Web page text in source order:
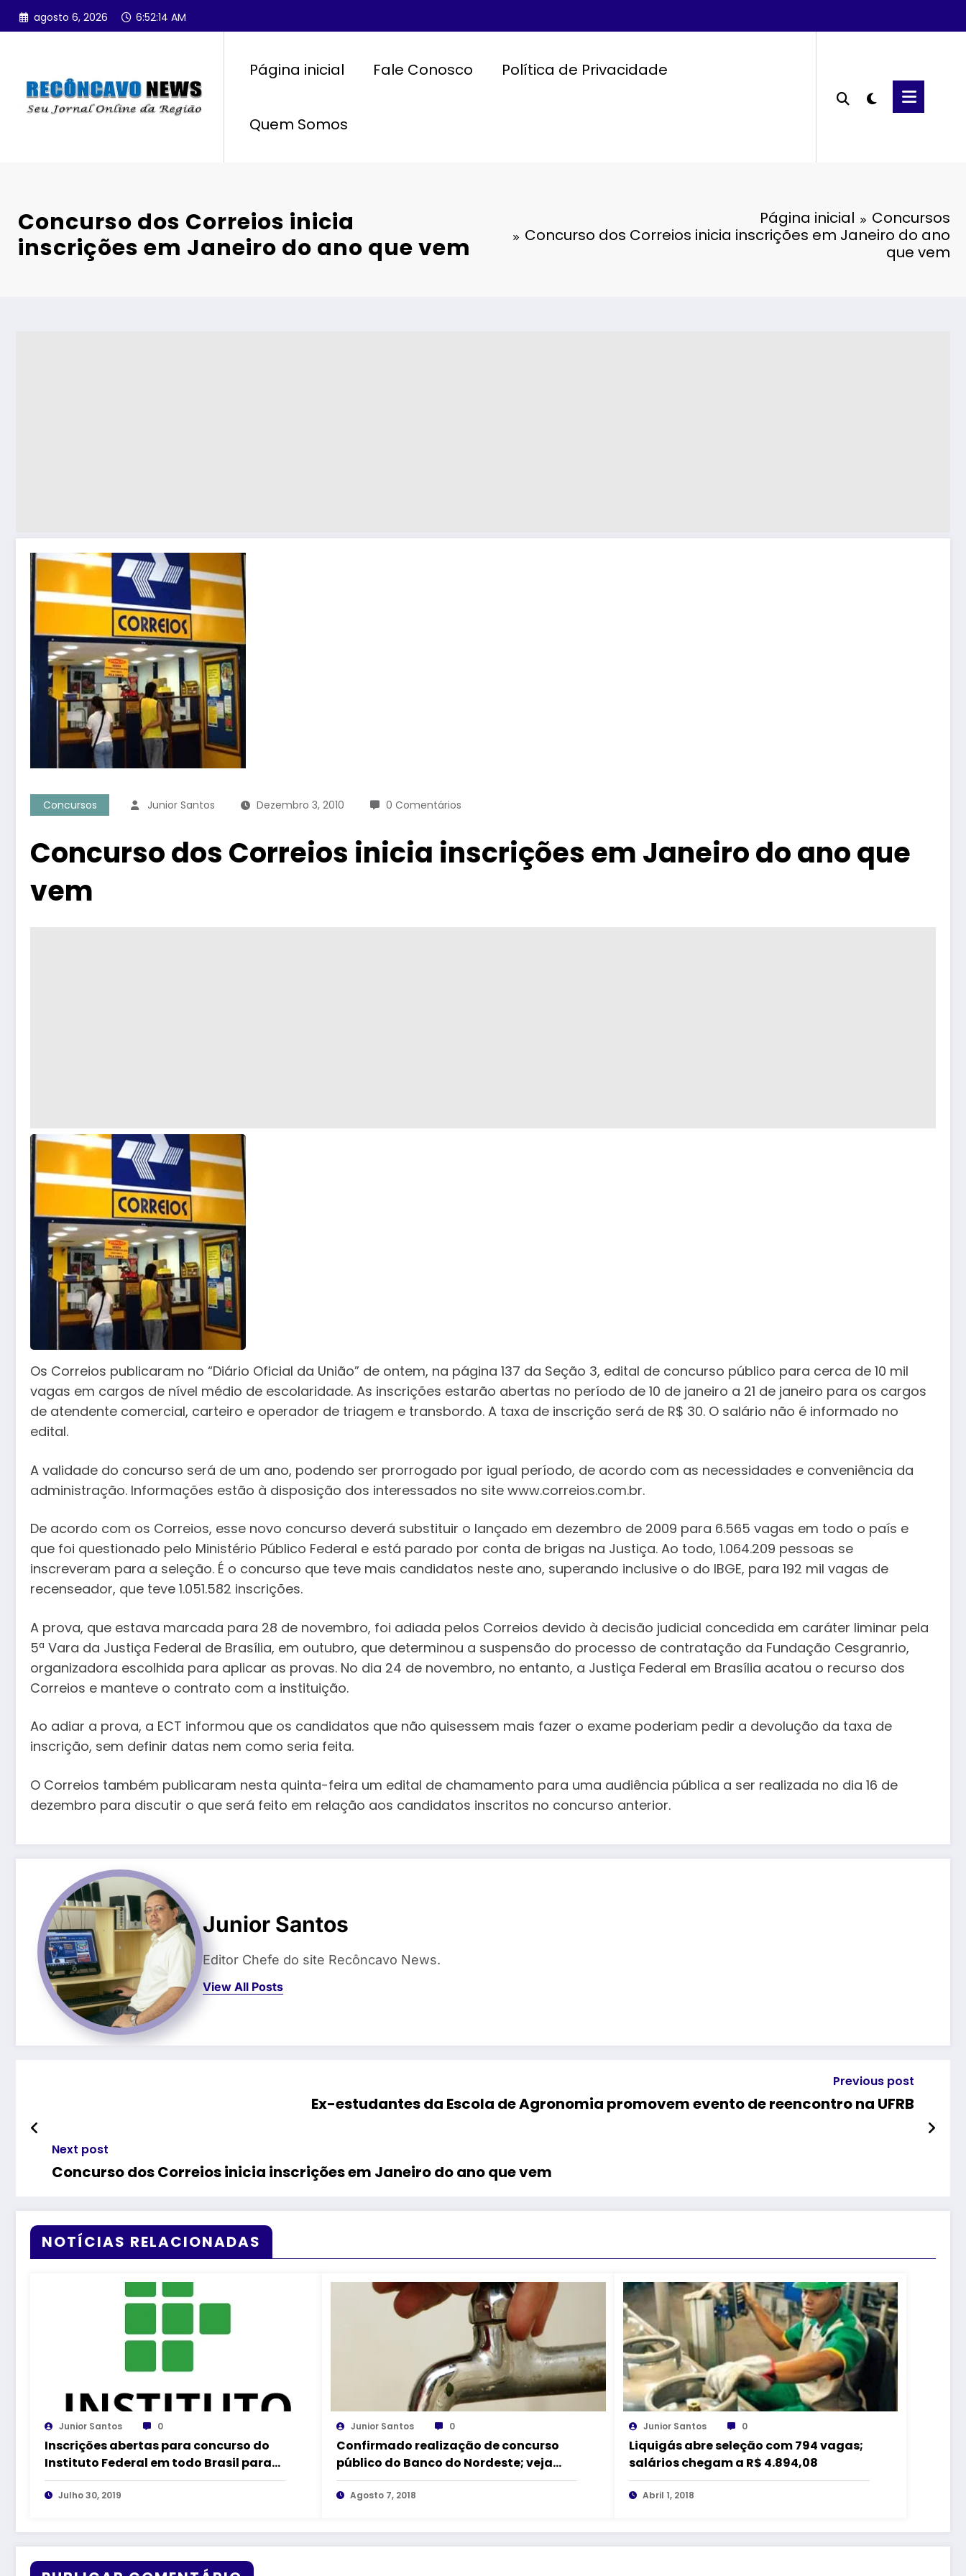
Pular
para
agosto 6, 2026 6:52:15 AM
Página inicial Fale Conosco Política de Privacidade
Quem Somos
Concurso dos Correios inicia
inscrições em Janeiro do ano que vem
Página inicial
Concursos
Concurso dos Correios inicia inscrições em Janeiro do ano
que vem
Concursos Junior Santos Dezembro 3, 2010 0 Comentários
Concurso dos Correios inicia inscrições em Janeiro do ano que
vem
Os Correios publicaram no “Diário Oficial da União” de ontem, na página 137 da Seção 3, edital de concurso público para cerca de 10 mil
vagas em cargos de nível médio de escolaridade. As inscrições estarão abertas no período de 10 de janeiro a 21 de janeiro para os cargos
de atendente comercial, carteiro e operador de triagem e transbordo. A taxa de inscrição será de R$ 30. O salário não é informado no
edital.
A validade do concurso será de um ano, podendo ser prorrogado por igual período, de acordo com as necessidades e conveniência da
administração. Informações estão à disposição dos interessados no site www.correios.com.br.
De acordo com os Correios, esse novo concurso deverá substituir o lançado em dezembro de 2009 para 6.565 vagas em todo o país e
que foi questionado pelo Ministério Público Federal e está parado por conta de brigas na Justiça. Ao todo, 1.064.209 pessoas se
inscreveram para a seleção. É o concurso que teve mais candidatos neste ano, superando inclusive o do IBGE, para 192 mil vagas de
recenseador, que teve 1.051.582 inscrições.
A prova, que estava marcada para 28 de novembro, foi adiada pelos Correios devido à decisão judicial concedida em caráter liminar pela
5ª Vara da Justiça Federal de Brasília, em outubro, que determinou a suspensão do processo de contratação da Fundação Cesgranrio,
organizadora escolhida para aplicar as provas. No dia 24 de novembro, no entanto, a Justiça Federal em Brasília acatou o recurso dos
Correios e manteve o contrato com a instituição.
Ao adiar a prova, a ECT informou que os candidatos que não quisessem mais fazer o exame poderiam pedir a devolução da taxa de
inscrição, sem definir datas nem como seria feita.
O Correios também publicaram nesta quinta-feira um edital de chamamento para uma audiência pública a ser realizada no dia 16 de
dezembro para discutir o que será feito em relação aos candidatos inscritos no concurso anterior.
Junior Santos
Editor Chefe do site Recôncavo News.
View All Posts
Previous post
Ex-estudantes da Escola de Agronomia promovem evento de reencontro na UFRB
Next post
Concurso dos Correios inicia inscrições em Janeiro do ano que vem
NOTÍCIAS RELACIONADAS
Junior Santos 0
Inscrições abertas para concurso do
Instituto Federal em todo Brasil para
nível médio e superior, com salários de
até R$9.600,92
Julho 30, 2019
Junior Santos 0
Confirmado realização de concurso
público do Banco do Nordeste; veja
detalhes
Agosto 7, 2018
Junior Santos 0
Liquigás abre seleção com 794 vagas;
salários chegam a R$ 4.894,08
Abril 1, 2018